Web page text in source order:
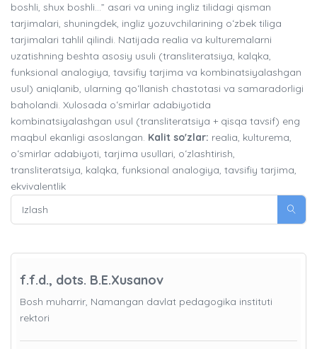
boshli, shux boshli…” asari va uning ingliz tilidagi qisman
tarjimalari, shuningdek, ingliz yozuvchilarining oʻzbek tiliga
tarjimalari tahlil qilindi. Natijada realia va kulturemalarni
uzatishning beshta asosiy usuli (transliteratsiya, kalqka,
funksional analogiya, tavsifiy tarjima va kombinatsiyalashgan
usul) aniqlanib, ularning qoʻllanish chastotasi va samaradorligi
baholandi. Xulosada oʻsmirlar adabiyotida
kombinatsiyalashgan usul (transliteratsiya + qisqa tavsif) eng
maqbul ekanligi asoslangan. Kalit so'zlar: realia, kulturema,
oʻsmirlar adabiyoti, tarjima usullari, oʻzlashtirish,
transliteratsiya, kalqka, funksional analogiya, tavsifiy tarjima,
ekvivalentlik
f.f.d., dots. B.E.Xusanov
Bosh muharrir, Namangan davlat pedagogika instituti
rektori